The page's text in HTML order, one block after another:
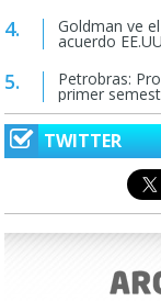
Goldman ve
acuerdo
Petrobras:
primer
TWITTER